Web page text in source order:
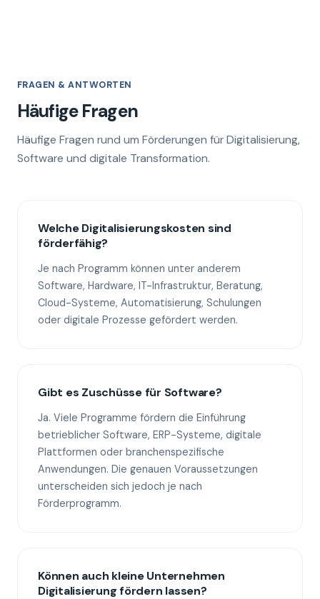
FRAGEN & ANTWORTEN
Häufige Fragen
Häufige Fragen rund um Förderungen für Digitalisierung,
Software und digitale Transformation.
Welche Digitalisierungskosten sind
förderfähig?
Je nach Programm können unter anderem
Software, Hardware, IT-Infrastruktur, Beratung,
Cloud-Systeme, Automatisierung, Schulungen
oder digitale Prozesse gefördert werden.
Gibt es Zuschüsse für Software?
Ja. Viele Programme fördern die Einführung
betrieblicher Software, ERP-Systeme, digitale
Plattformen oder branchenspezifische
Anwendungen. Die genauen Voraussetzungen
unterscheiden sich jedoch je nach
Förderprogramm.
Können auch kleine Unternehmen
Digitalisierung fördern lassen?